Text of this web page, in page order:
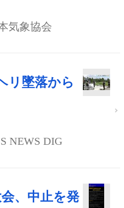
気象協会
リ墜落から
NEWS DIG
、中止を発